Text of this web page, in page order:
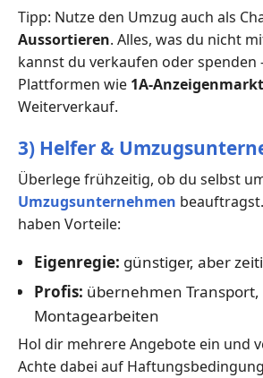
Tipp: Nutze den Umzug auch als
Aussortieren. Alles, was du nicht
kannst du verkaufen oder spenden
Plattformen wie 1A-Anzeigenmarkt
Weiterverkauf.
3) Helfer &
Überlege frühzeitig, ob du selbst
Umzugsunternehmen
haben Vorteile:
Eigenregie: günstiger, aber
Profis: übernehmen
Montagearbeiten
Hol dir mehrere Angebote ein und
Achte dabei auf